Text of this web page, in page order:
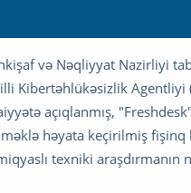
və Nəqliyyat Nazirliyi
Kibertəhlükəsizlik Agentliyi
açıqlanmış,
həyata keçirilmiş fişinq
texniki